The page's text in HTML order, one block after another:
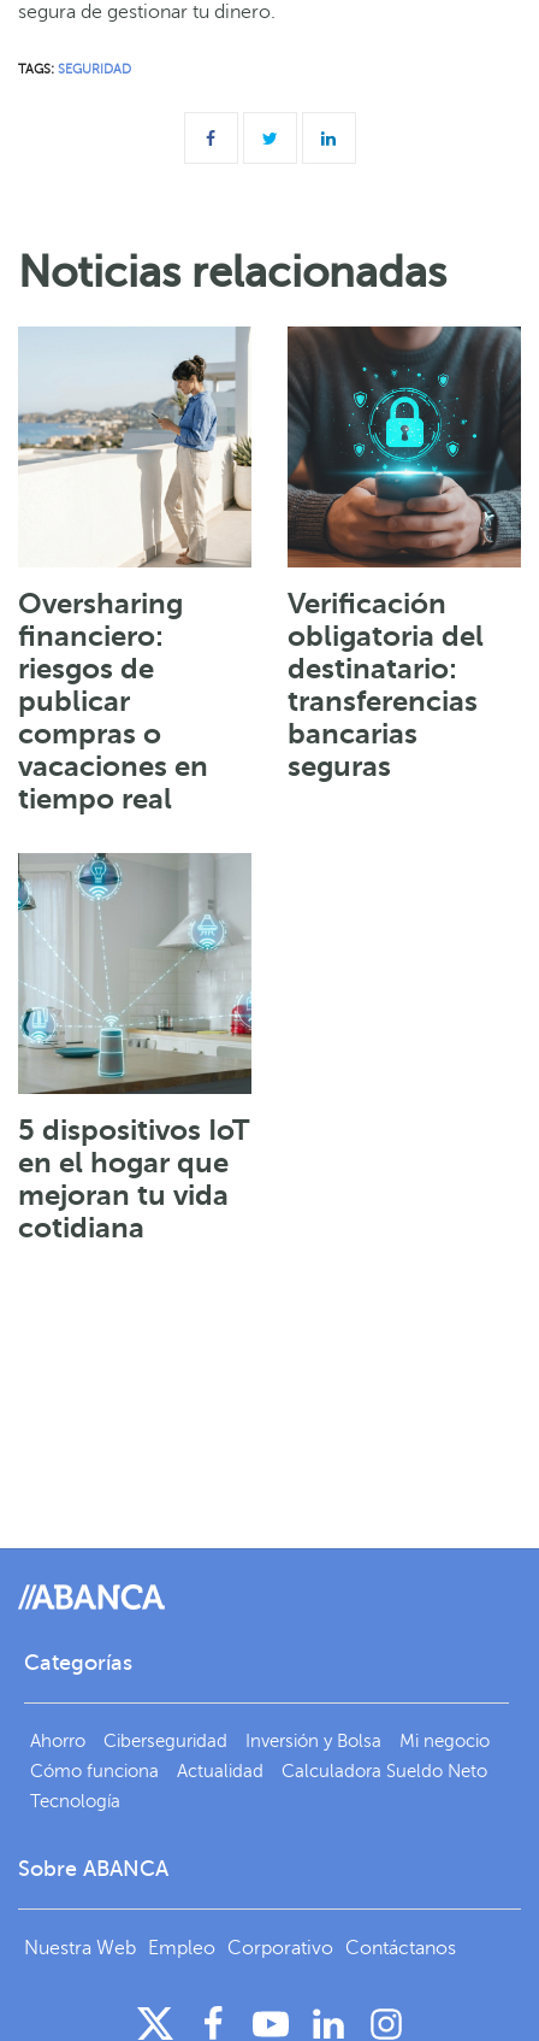
segura de gestionar tu dinero.
TAGS: SEGURIDAD
Noticias relacionadas
Oversharing
financiero:
riesgos de
publicar
compras o
vacaciones en
tiempo real
Verificación
obligatoria del
destinatario:
transferencias
bancarias
seguras
5 dispositivos IoT
en el hogar que
mejoran tu vida
cotidiana
Categorías
Ahorro Ciberseguridad Inversión y Bolsa
Mi negocio
Cómo funciona
Actualidad
Calculadora Sueldo Neto
Tecnología
Sobre ABANCA
Nuestra Web Empleo Corporativo Contáctanos